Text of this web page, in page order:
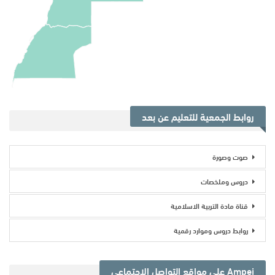
روابط الجمعية للتعليم عن بعد
صوت وصورة
دروس وملخصات
قناة مادة التربية الاسلامية
روابط دروس وموارد رقمية
Ampei على مواقع التواصل الاجتماعي